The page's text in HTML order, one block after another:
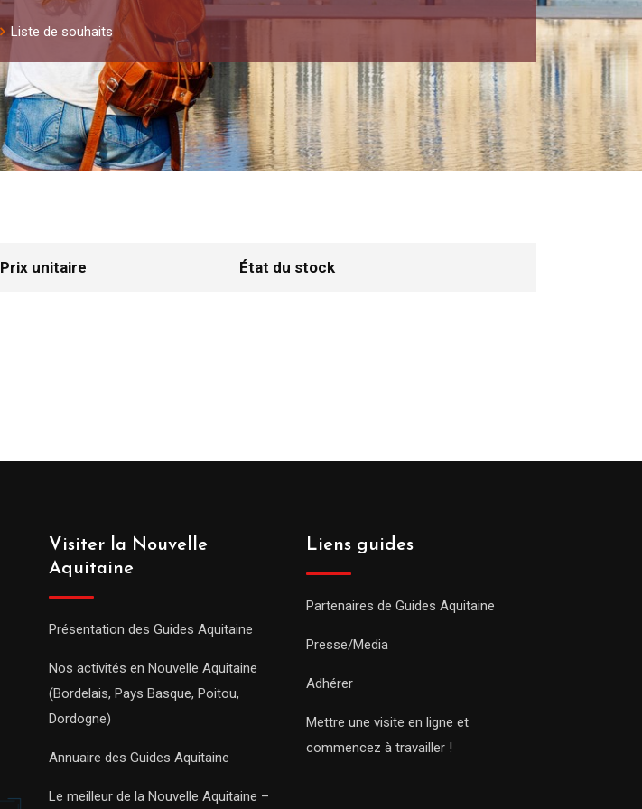
Liste de souhaits
Prix unitaire État du stock
Visiter la Nouvelle
Aquitaine
Présentation des Guides Aquitaine
Nos activités en Nouvelle Aquitaine
(Bordelais, Pays Basque, Poitou,
Dordogne)
Annuaire des Guides Aquitaine
Le meilleur de la Nouvelle Aquitaine –
Liens guides
Partenaires de Guides Aquitaine
Presse/Media
Adhérer
Mettre une visite en ligne et
commencez à travailler !